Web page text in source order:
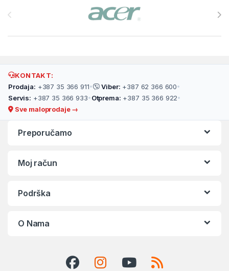
KONTAKT:
Prodaja: +387 35 366 911• Viber: +387 62 366 600•
Servis: +387 35 366 933• Otprema: +387 35 366 922•
Sve maloprodaje →
Preporučamo
Moj račun
Podrška
O Nama